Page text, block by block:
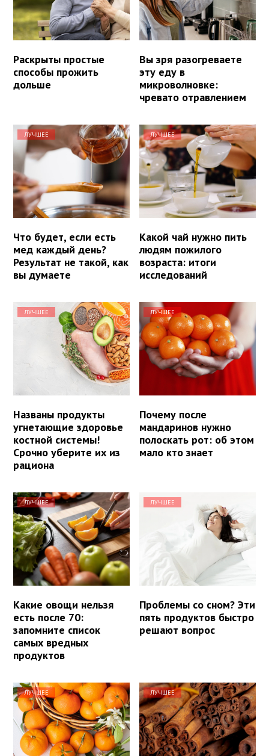
Раскрыты простые
способы прожить
дольше
Вы зря разогреваете
эту еду в
микроволновке:
чревато отравлением
ЛУЧШЕЕ
Что будет, если есть
мед каждый день?
Результат не такой, как
вы думаете
ЛУЧШЕЕ
Какой чай нужно пить
людям пожилого
возраста: итоги
исследований
ЛУЧШЕЕ
Названы продукты
угнетающие здоровье
костной системы!
Срочно уберите их из
рациона
ЛУЧШЕЕ
Почему после
мандаринов нужно
полоскать рот: об этом
мало кто знает
ЛУЧШЕЕ
Какие овощи нельзя
есть после 70:
запомните список
самых вредных
продуктов
ЛУЧШЕЕ
Проблемы со сном? Эти
пять продуктов быстро
решают вопрос
ЛУЧШЕЕ ЛУЧШЕЕ